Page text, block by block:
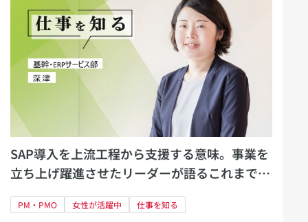
SAP導入を上流工程から支援する意味。事業を
立ち上げ躍進させたリーダーが語るこれまでと
これから
PM・PMO 女性が活躍中 仕事を知る